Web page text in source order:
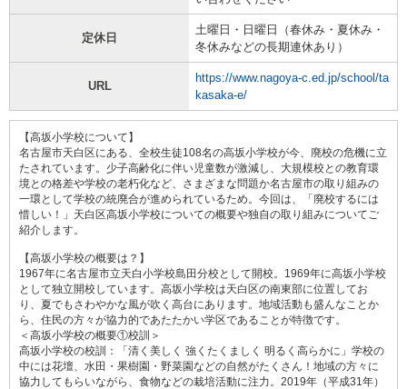
定休日
土曜日・日曜日（春休み・夏休み・
冬休みなどの長期連休あり）
URL
https://www.nagoya-c.ed.jp/school/ta
kasaka-e/
【高坂小学校について】
名古屋市天白区にある、全校生徒108名の高坂小学校が今、廃校の危機に立
たされています。少子高齢化に伴い児童数が激減し、大規模校との教育環
境との格差や学校の老朽化など、さまざまな問題か名古屋市の取り組みの
一環として学校の統廃合が進められているため。今回は、「廃校するには
惜しい！」天白区高坂小学校についての概要や独自の取り組みについてご
紹介します。
【高坂小学校の概要は？】
1967年に名古屋市立天白小学校島田分校として開校。1969年に高坂小学校
として独立開校しています。高坂小学校は天白区の南東部に位置してお
り、夏でもさわやかな風が吹く高台にあります。地域活動も盛んなことか
ら、住民の方々が協力的であたたかい学区であることが特徴です。
＜高坂小学校の概要①校訓＞
高坂小学校の校訓：「清く美しく 強くたくましく 明るく高らかに」学校の
中には花壇、水田・果樹園・野菜園などの自然がたくさん！地域の方々に
協力してもらいながら、食物などの栽培活動に注力。2019年（平成31年）